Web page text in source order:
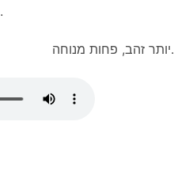
.
יותר זהב, פחות מנוחה.